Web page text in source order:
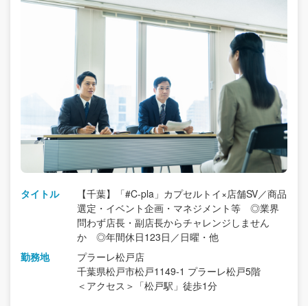
タイトル
【千葉】「#C-pla」カプセルトイ×店舗SV／商品
選定・イベント企画・マネジメント等 ◎業界
問わず店長・副店長からチャレンジしません
か ◎年間休日123日／日曜・他
勤務地
プラーレ松戸店
千葉県松戸市松戸1149-1 プラーレ松戸5階
＜アクセス＞「松戸駅」徒歩1分